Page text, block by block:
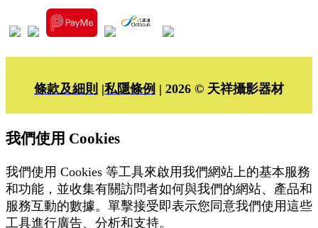
條款及細則 |私隱條例 | 2026 © 天祥攝影器材
我們使用 Cookies
我們使用 Cookies 等工具來啟用我們網站上的基本服務
和功能，並收集有關訪問者如何與我們的網站、產品和
服務互動的數據。單擊接受即表示您同意我們使用這些
工具進行廣告、分析和支持。